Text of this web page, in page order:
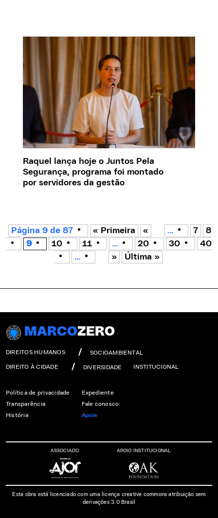
Raquel lança hoje o Juntos Pela
Segurança, programa foi montado
por servidores da gestão
Página 9 de 87 « Primeira « ... 7
8
9
10 11 ... 20 30
40
...
» Última »
MARCOZERO
DIREITOS HUMANOS SOCIOAMBIENTAL
DIREITO À CIDADE DIVERSIDADE INSTITUCIONAL
Política de privacidade
Transparência
História
Expediente
Fale conosco
Apoie
ASSOCIADO APOIO INSTITUCIONAL
Esta obra está licenciado com uma licença creative commons atribuição sem
derivações 3.0 Brasil